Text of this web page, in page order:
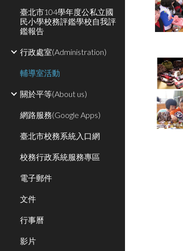
臺北市104學年度公私立國
民小學校務評鑑學校自我評
鑑報告
行政處室(Administration)
輔導室活動
關於平等(About us)
網路服務(Google Apps)
臺北市校務系統入口網
校務行政系統服務專區
電子郵件
文件
行事曆
影片